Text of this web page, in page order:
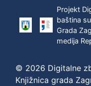
Projekt
baština
Grada
medija
© 2026 Digitalne
Knjižnica grada